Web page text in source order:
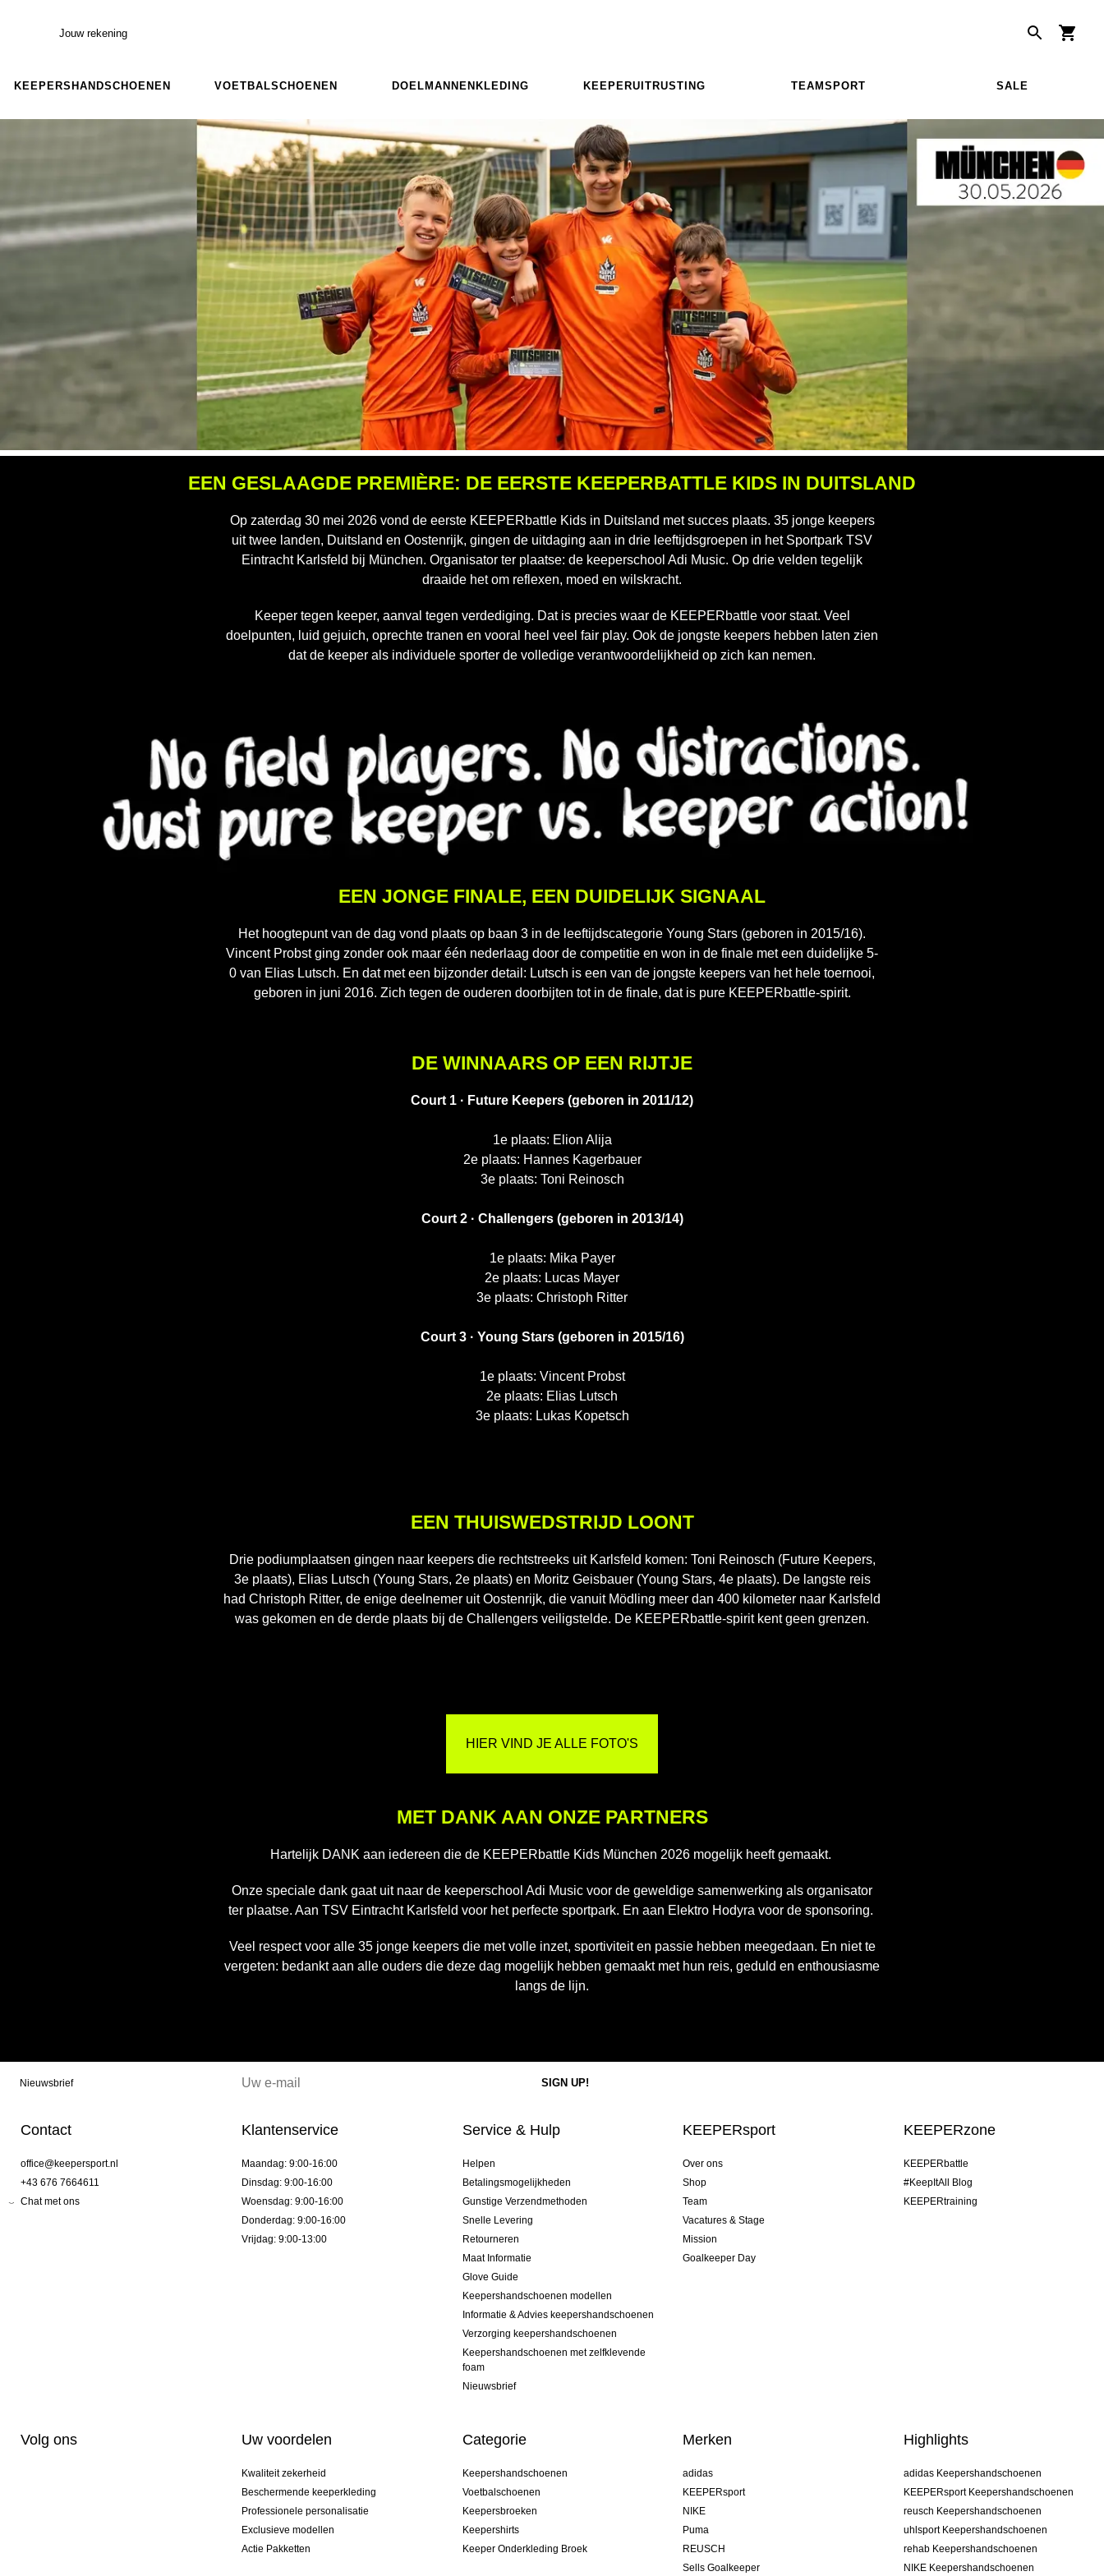
Jouw rekening
KEEPERSHANDSCHOENEN VOETBALSCHOENEN DOELMANNENKLEDING KEEPERUITRUSTING TEAMSPORT SALE
EEN GESLAAGDE PREMIÈRE: DE EERSTE KEEPERBATTLE KIDS IN DUITSLAND
Op zaterdag 30 mei 2026 vond de eerste KEEPERbattle Kids in Duitsland met succes plaats. 35 jonge keepers
uit twee landen, Duitsland en Oostenrijk, gingen de uitdaging aan in drie leeftijdsgroepen in het Sportpark TSV
Eintracht Karlsfeld bij München. Organisator ter plaatse: de keeperschool Adi Music. Op drie velden tegelijk
draaide het om reflexen, moed en wilskracht.
Keeper tegen keeper, aanval tegen verdediging. Dat is precies waar de KEEPERbattle voor staat. Veel
doelpunten, luid gejuich, oprechte tranen en vooral heel veel fair play. Ook de jongste keepers hebben laten zien
dat de keeper als individuele sporter de volledige verantwoordelijkheid op zich kan nemen.
EEN JONGE FINALE, EEN DUIDELIJK SIGNAAL
Het hoogtepunt van de dag vond plaats op baan 3 in de leeftijdscategorie Young Stars (geboren in 2015/16).
Vincent Probst ging zonder ook maar één nederlaag door de competitie en won in de finale met een duidelijke 5-
0 van Elias Lutsch. En dat met een bijzonder detail: Lutsch is een van de jongste keepers van het hele toernooi,
geboren in juni 2016. Zich tegen de ouderen doorbijten tot in de finale, dat is pure KEEPERbattle-spirit.
DE WINNAARS OP EEN RIJTJE
Court 1 · Future Keepers (geboren in 2011/12)
1e plaats: Elion Alija
2e plaats: Hannes Kagerbauer
3e plaats: Toni Reinosch
Court 2 · Challengers (geboren in 2013/14)
1e plaats: Mika Payer
2e plaats: Lucas Mayer
3e plaats: Christoph Ritter
Court 3 · Young Stars (geboren in 2015/16)
1e plaats: Vincent Probst
2e plaats: Elias Lutsch
3e plaats: Lukas Kopetsch
EEN THUISWEDSTRIJD LOONT
Drie podiumplaatsen gingen naar keepers die rechtstreeks uit Karlsfeld komen: Toni Reinosch (Future Keepers,
3e plaats), Elias Lutsch (Young Stars, 2e plaats) en Moritz Geisbauer (Young Stars, 4e plaats). De langste reis
had Christoph Ritter, de enige deelnemer uit Oostenrijk, die vanuit Mödling meer dan 400 kilometer naar Karlsfeld
was gekomen en de derde plaats bij de Challengers veiligstelde. De KEEPERbattle-spirit kent geen grenzen.
HIER VIND JE ALLE FOTO'S
MET DANK AAN ONZE PARTNERS
Hartelijk DANK aan iedereen die de KEEPERbattle Kids München 2026 mogelijk heeft gemaakt.
Onze speciale dank gaat uit naar de keeperschool Adi Music voor de geweldige samenwerking als organisator
ter plaatse. Aan TSV Eintracht Karlsfeld voor het perfecte sportpark. En aan Elektro Hodyra voor de sponsoring.
Veel respect voor alle 35 jonge keepers die met volle inzet, sportiviteit en passie hebben meegedaan. En niet te
vergeten: bedankt aan alle ouders die deze dag mogelijk hebben gemaakt met hun reis, geduld en enthousiasme
langs de lijn.
Nieuwsbrief
Contact
office@keepersport.nl
+43 676 7664611
Chat met ons
Klantenservice
Maandag: 9:00-16:00
Dinsdag: 9:00-16:00
Woensdag: 9:00-16:00
Donderdag: 9:00-16:00
Vrijdag: 9:00-13:00
Service & Hulp
Helpen
Betalingsmogelijkheden
Gunstige Verzendmethoden
Snelle Levering
Retourneren
Maat Informatie
Glove Guide
Keepershandschoenen modellen
Informatie & Advies keepershandschoenen
Verzorging keepershandschoenen
Keepershandschoenen met zelfklevende
foam
Nieuwsbrief
KEEPERsport
Over ons
Shop
Team
Vacatures & Stage
Mission
Goalkeeper Day
KEEPERzone
KEEPERbattle
#KeepItAll Blog
KEEPERtraining
Volg ons Uw voordelen
Kwaliteit zekerheid
Beschermende keeperkleding
Professionele personalisatie
Exclusieve modellen
Actie Pakketten
Categorie
Keepershandschoenen
Voetbalschoenen
Keepersbroeken
Keepershirts
Keeper Onderkleding Broek
Merken
adidas
KEEPERsport
NIKE
Puma
REUSCH
Sells Goalkeeper
Highlights
adidas Keepershandschoenen
KEEPERsport Keepershandschoenen
reusch Keepershandschoenen
uhlsport Keepershandschoenen
rehab Keepershandschoenen
NIKE Keepershandschoenen